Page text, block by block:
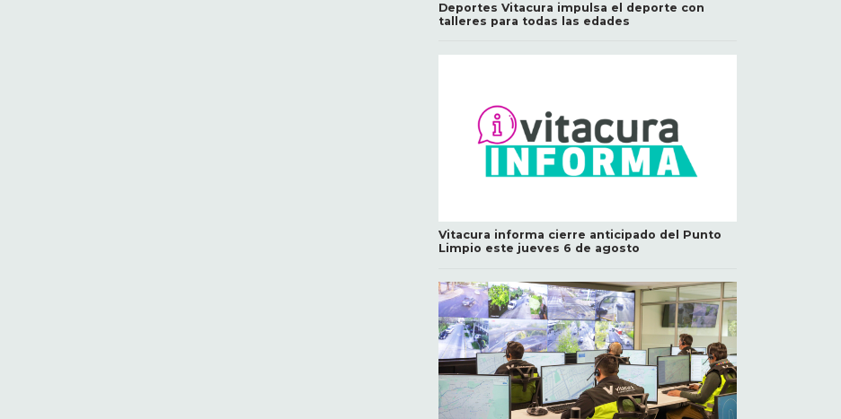
Deportes Vitacura impulsa el deporte con
talleres para todas las edades
Vitacura informa cierre anticipado del Punto
Limpio este jueves 6 de agosto